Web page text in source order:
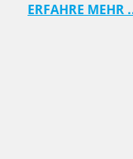
ERFAHRE MEHR